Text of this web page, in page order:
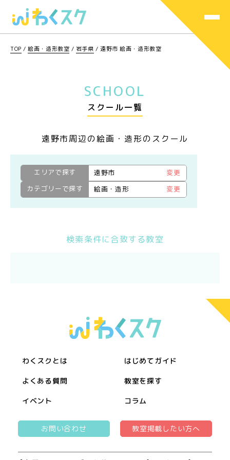
TOP /絵画・造形教室 / 岩手県 /遠野市 絵画・造形教室
SCHOOL
スクール一覧
遠野市周辺の絵画・造形のスクール
エリアで探す 遠野市
変更
カテゴリーで探す
絵画・造形 変更
検索条件に合致する教室
わくスクとは はじめてガイド
よくある質問 教室を探す
イベント コラム
お問い合わせ 教室掲載したい方へ